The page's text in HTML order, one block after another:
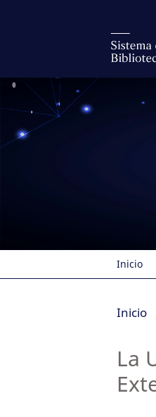
Inicio
Inicio
La